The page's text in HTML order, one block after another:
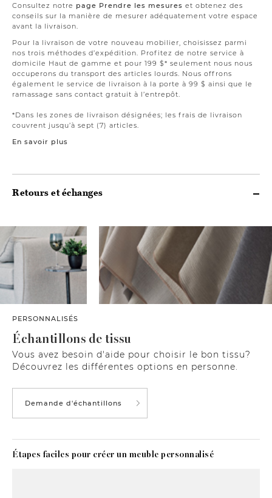
Consultez notre page Prendre les mesures et obtenez des
conseils sur la manière de mesurer adéquatement votre espace
avant la livraison.
Pour la livraison de votre nouveau mobilier, choisissez parmi
nos trois méthodes d’expédition. Profitez de notre service à
domicile Haut de gamme et pour 199 $* seulement nous nous
occuperons du transport des articles lourds. Nous offrons
également le service de livraison à la porte à 99 $ ainsi que le
ramassage sans contact gratuit à l’entrepôt.
*Dans les zones de livraison désignées; les frais de livraison
couvrent jusqu’à sept (7) articles.
En savoir plus
Retours et échanges
PERSONNALISÉS
Échantillons de tissu
Vous avez besoin d'aide pour choisir le bon tissu?
Découvrez les différentes options en personne.
Demande d'échantillons
Étapes faciles pour créer un meuble personnalisé